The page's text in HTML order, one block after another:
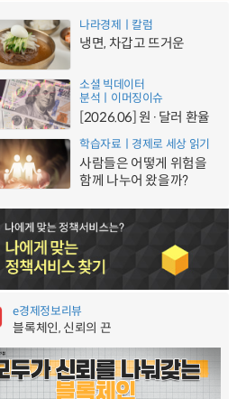
나라경제ㅣ칼럼
냉면, 차갑고 뜨거운
소셜 빅데이터
분석ㅣ이머징이슈
[2026.06] 원·달러 환율
학습자료ㅣ경제로 세상 읽기
사람들은 어떻게 위험을
함께 나누어 왔을까?
e경제정보리뷰
블록체인, 신뢰의 끈